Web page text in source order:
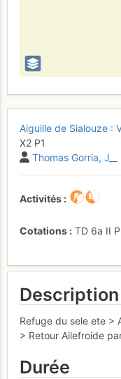
Aiguille de Sialouze :
X2 P1
Thomas Gorria J__
Activités
Cotations TD 6a II
Refuge du sele ete >
> Retour Ailefroide
Durée